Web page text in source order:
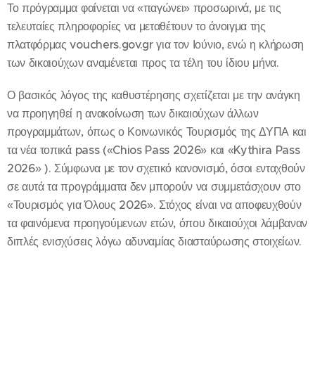
Το πρόγραμμα φαίνεται να «παγώνει» προσωρινά, με τις
τελευταίες πληροφορίες να μεταθέτουν το άνοιγμα της
πλατφόρμας vouchers.gov.gr για τον Ιούνιο, ενώ η κλήρωση
των δικαιούχων αναμένεται προς τα τέλη του ίδιου μήνα.
Ο βασικός λόγος της καθυστέρησης σχετίζεται με την ανάγκη
να προηγηθεί η ανακοίνωση των δικαιούχων άλλων
προγραμμάτων, όπως ο Κοινωνικός Τουρισμός της ΔΥΠΑ και
τα νέα τοπικά pass («Chios Pass 2026» και «Kythira Pass
2026» ). Σύμφωνα με τον σχετικό κανονισμό, όσοι ενταχθούν
σε αυτά τα προγράμματα δεν μπορούν να συμμετάσχουν στο
«Τουρισμός για Όλους 2026». Στόχος είναι να αποφευχθούν
τα φαινόμενα προηγούμενων ετών, όπου δικαιούχοι λάμβαναν
διπλές ενισχύσεις λόγω αδυναμίας διασταύρωσης στοιχείων.